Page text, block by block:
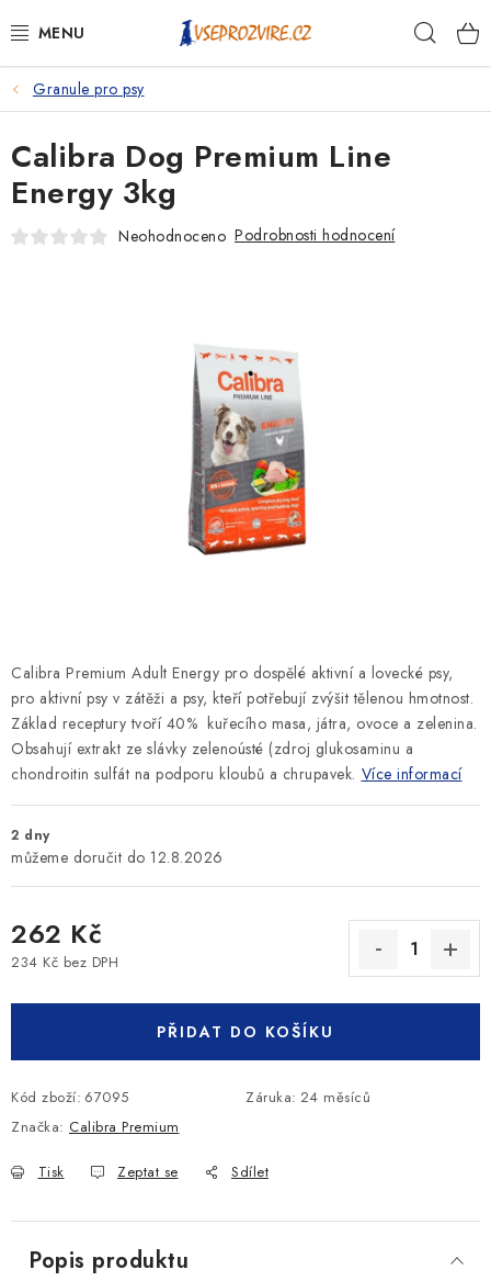
na
PSI
KOČKY
KONĚ
KRÁLÍCI/HLODAVCI/PTÁCI
Granule pro psy
Calibra Premium Adult Energy pro dospělé aktivní a lovecké psy,
pro aktivní psy v zátěži a psy, kteří potřebují zvýšit tělenou hmotnost.
Základ receptury tvoří 40% kuřecího masa, játra, ovoce a zelenina.
Obsahují extrakt ze slávky zelenoústé (zdroj glukosaminu a
chondroitin sulfát na podporu kloubů a chrupavek. Více informací
2 dny
12.8.2026
262 Kč
234 Kč bez DPH
PŘIDAT DO KOŠÍKU
Kód zboží: 67095 Záruka: 24 měsíců
Značka: Calibra Premium
Tisk Zeptat se Sdílet
Calibra Dog Premium Line
Energy 3kg
Neohodnoceno Podrobnosti hodnocení
Popis produktu